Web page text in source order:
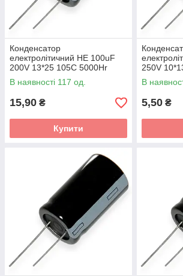
Конденсатор
електролітичний HE 100uF
200V 13*25 105C 5000Hr
[Long Life]
В наявності 117 од.
15,90 ₴
Купити
250V
[Long Life]
В
5,50 ₴